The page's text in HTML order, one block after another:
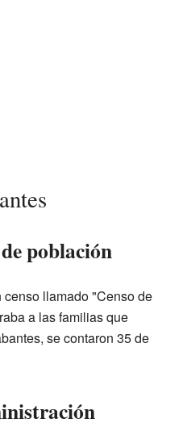
población
llamado "Censo de
a las familias que
se contaron 35 de